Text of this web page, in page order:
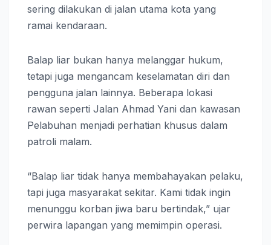
sering dilakukan di jalan utama kota yang
ramai kendaraan.
Balap liar bukan hanya melanggar hukum,
tetapi juga mengancam keselamatan diri dan
pengguna jalan lainnya. Beberapa lokasi
rawan seperti Jalan Ahmad Yani dan kawasan
Pelabuhan menjadi perhatian khusus dalam
patroli malam.
“Balap liar tidak hanya membahayakan pelaku,
tapi juga masyarakat sekitar. Kami tidak ingin
menunggu korban jiwa baru bertindak,” ujar
perwira lapangan yang memimpin operasi.